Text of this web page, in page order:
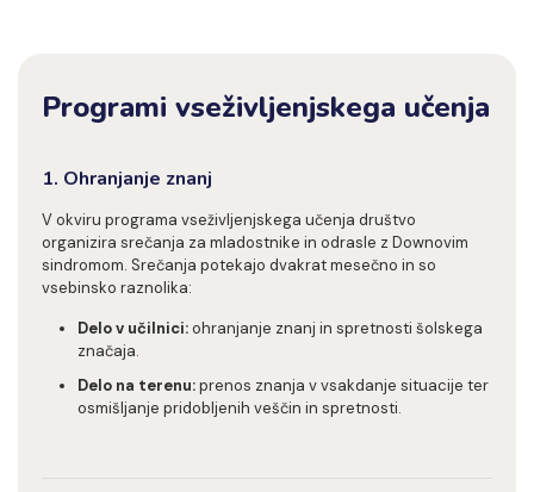
Programi vseživljenjskega učenja
1. Ohranjanje znanj
V okviru programa vseživljenjskega učenja društvo
organizira srečanja za mladostnike in odrasle z Downovim
sindromom. Srečanja potekajo dvakrat mesečno in so
vsebinsko raznolika:
Delo v učilnici:ohranjanje znanj in spretnosti šolskega
značaja.
Delo na terenu:prenos znanja v vsakdanje situacije ter
osmišljanje pridobljenih veščin in spretnosti.